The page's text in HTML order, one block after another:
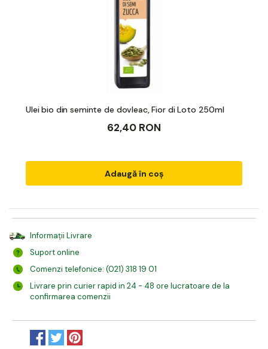
Ulei bio din seminte de dovleac, Fior di Loto 250ml
62,40 RON
Adaugă în coș
Informații Livrare
Suport online
Comenzi telefonice: (021) 318 19 01
Livrare prin curier rapid in 24 - 48 ore lucratoare de la
confirmarea comenzii